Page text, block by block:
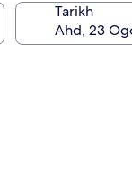
Tarikh